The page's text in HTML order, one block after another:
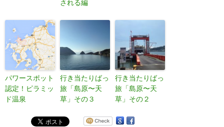
される編
パワースポット
認定！ピラミッ
ド温泉
行き当たりばっ
旅「島原〜天
草」その３
行き当たりばっ
旅「島原〜天
草」その２